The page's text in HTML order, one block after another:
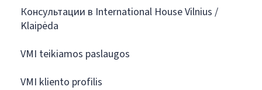
Консультации в International House Vilnius /
Klaipėda
VMI teikiamos paslaugos
VMI kliento profilis